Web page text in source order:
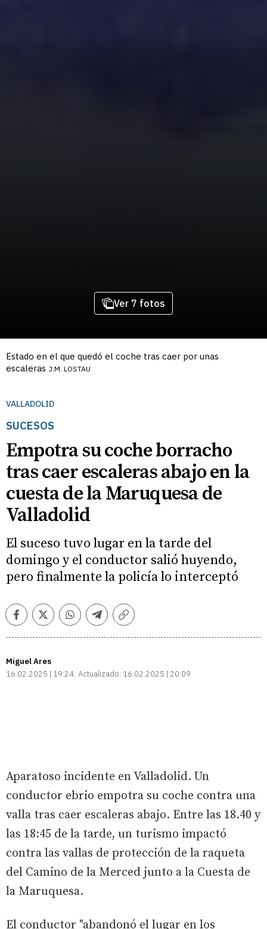
Ver 7 fotos
Estado en el que quedó el coche tras caer por unas
escaleras J.M. LOSTAU
VALLADOLID
SUCESOS
Empotra su coche borracho
tras caer escaleras abajo en la
cuesta de la Maruquesa de
Valladolid
El suceso tuvo lugar en la tarde del
domingo y el conductor salió huyendo,
pero finalmente la policía lo interceptó
FacebookTwitterWhatsappTelegramCopiar
Miguel Ares
16.02.2025 | 19:24 Actualizado: 16.02.2025 | 20:09
Aparatoso incidente en Valladolid. Un
conductor ebrio empotra su coche contra una
valla tras caer escaleras abajo. Entre las 18.40 y
las 18:45 de la tarde, un turismo impactó
contra las vallas de protección de la raqueta
del Camino de la Merced junto a la Cuesta de
la Maruquesa.
El conductor "abandonó el lugar en los